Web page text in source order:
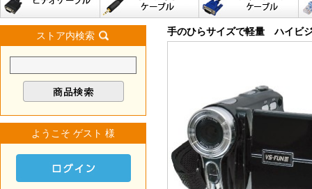
ストア内検索
ようこそ ゲスト 様
手のひらサイズで軽量 ハイビ